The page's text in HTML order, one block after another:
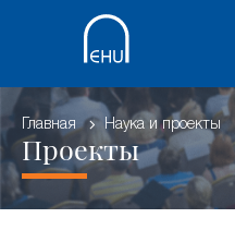
Главная Наука и проекты
Проекты